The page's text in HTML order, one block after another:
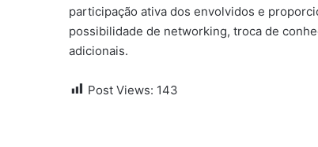
participação ativa dos envolvidos e
possibilidade de networking, troca de
adicionais.
Post Views: 143